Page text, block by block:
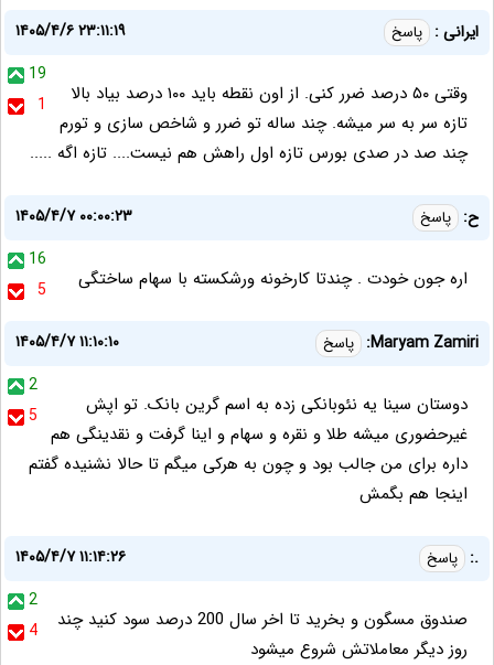
ایرانی : پاسخ
۱۴۰۵/۴/۶ ۲۳:۱۱:۱۹
19
1
وقتی ۵۰ درصد ضرر کنی. از اون نقطه باید ۱۰۰ درصد بیاد بالا
تازه سر به سر میشه. چند ساله تو ضرر و شاخص سازی و تورم
چند صد در صدی بورس تازه اول راهش هم نیست.... تازه اگه .....
ح: پاسخ
۱۴۰۵/۴/۷ ۰۰:۰۰:۲۳
16
5
اره جون خودت . چندتا کارخونه ورشکسته با سهام ساختگی
Maryam Zamiri: پاسخ
۱۴۰۵/۴/۷ ۱۱:۱۰:۱۰
2
5
دوستان سینا یه نئوبانکی زده به اسم گرین بانک. تو اپش
غیرحضوری میشه طلا و نقره و سهام و اینا گرفت و نقدینگی هم
داره برای من جالب بود و چون به هرکی میگم تا حالا نشنیده گفتم
اینجا هم بگمش
.: پاسخ
۱۴۰۵/۴/۷ ۱۱:۱۴:۲۶
2
4
صندوق مسگون و بخرید تا اخر سال 200 درصد سود کنید چند
روز دیگر معاملاتش شروع میشود